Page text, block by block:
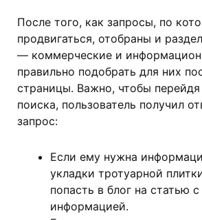
После того, как запросы, по
продвигаться, отобраны и
— коммерческие и
правильно подобрать для них
страницы. Важно, чтобы
поиска, пользователь получил
запрос:
Если ему нужна
укладки тротуарной
попасть в блог на статью с
информацией.